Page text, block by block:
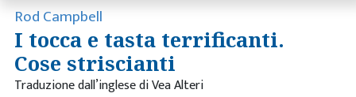
Rod Campbell
I tocca e tasta terrificanti.
Cose striscianti
Traduzione dall’inglese di Vea Alteri